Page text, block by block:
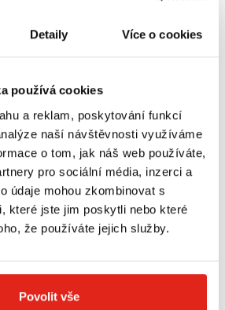
Detaily Více o cookies
používá cookies
a reklam, poskytování funkcí
naší návštěvnosti využíváme
o tom, jak náš web používáte,
pro sociální média, inzerci a
údaje mohou zkombinovat s
které jste jim poskytli nebo které
že používáte jejich služby.
Povolit vše
jste si3 z3produktů